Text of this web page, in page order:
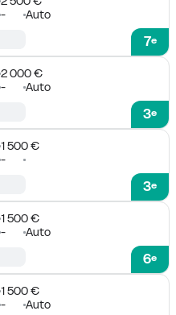
- Auto
7e
2 000 €
- Auto
3e
1 500 €
-
3e
1 500 €
- Auto
6e
1 500 €
- Auto